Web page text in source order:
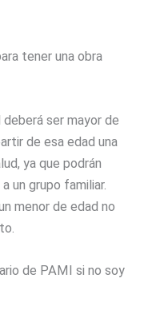
tener una obra
ser mayor de
de esa edad una
ya que podrán
un grupo familiar.
menor de edad no
de PAMI si no soy